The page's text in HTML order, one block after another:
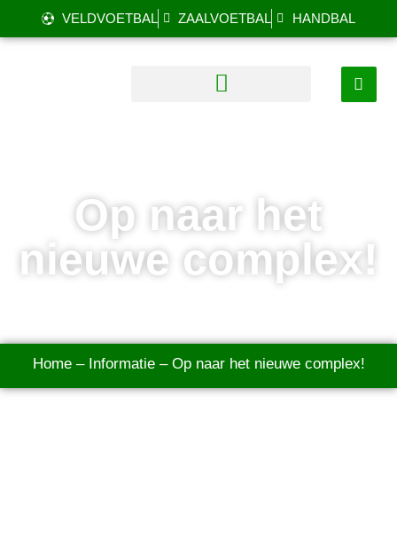
VELDVOETBAL ZAALVOETBAL HANDBAL
Op naar het
nieuwe complex!
Home– Informatie– Op naar het nieuwe complex!